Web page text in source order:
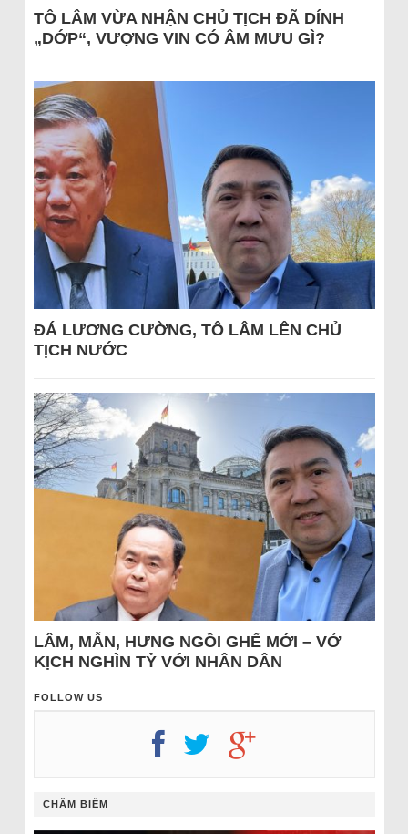
TÔ LÂM VỪA NHẬN CHỦ TỊCH ĐÃ DÍNH
„DỚP“, VƯỢNG VIN CÓ ÂM MƯU GÌ?
ĐÁ LƯƠNG CƯỜNG, TÔ LÂM LÊN CHỦ
TỊCH NƯỚC
LÂM, MẪN, HƯNG NGỒI GHẾ MỚI – VỞ
KỊCH NGHÌN TỶ VỚI NHÂN DÂN
FOLLOW US
CHÂM BIẾM